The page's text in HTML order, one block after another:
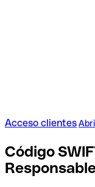
Acceso clientes
Código